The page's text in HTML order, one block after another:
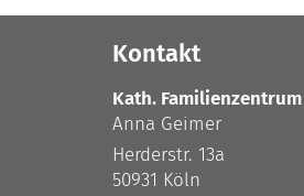
Kontakt
Kath.
Anna Geimer
Herderstr. 13a
50931 Köln